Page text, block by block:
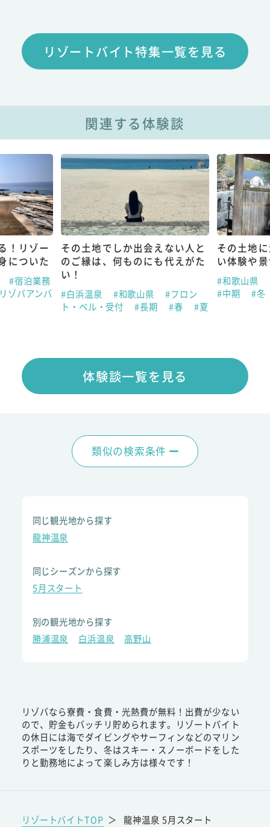
リゾートバイト特集一覧を見る
関連する体験談
！リゾー
についた
#宿泊業務
ゾバアンバ
その土地でしか出会えない人と
のご縁は、何ものにも代えがた
い！
#白浜温泉 #和歌山県
#フロン
ト・ベル・受付
#長期 #春 #夏
その土地
い体験や
#和歌山県
#中期
#冬
体験談一覧を見る
類似の検索条件
同じ観光地から探す
龍神温泉
同じシーズンから探す
5月スタート
別の観光地から探す
勝浦温泉
白浜温泉 高野山
リゾバなら寮費・食費・光熱費が無料！出費が少ない
ので、貯金もバッチリ貯められます。リゾートバイト
の休日には海でダイビングやサーフィンなどのマリン
スポーツをしたり、冬はスキー・スノーボードをした
りと勤務地によって楽しみ方は様々です！
リゾートバイトTOP ＞ 龍神温泉 5月スタート